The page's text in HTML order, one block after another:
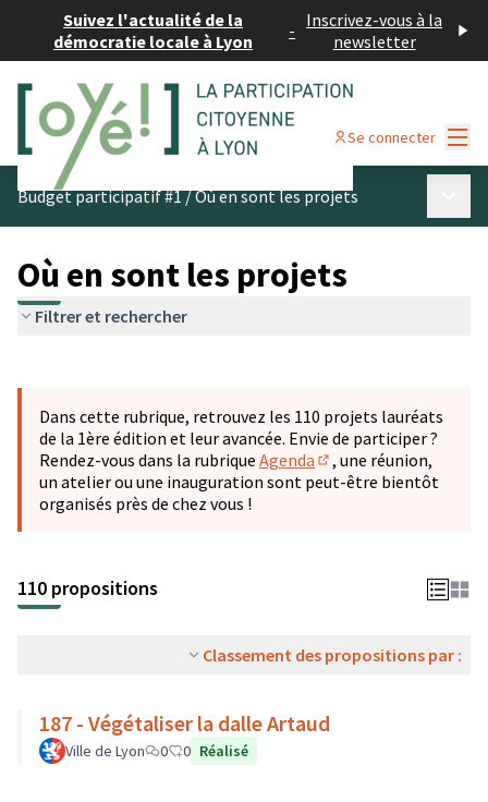
Suivez l'actualité de la
démocratie locale à Lyon
- Inscrivez-vous à la
newsletter
Se connecter
Budget participatif #1/Où en sont les projets
Où en sont les projets
Filtrer et rechercher
−
Dans cette rubrique, retrouvez les 110 projets lauréats
de la 1ère édition et leur avancée. Envie de participer ?
Rendez-vous dans la rubrique Agenda
(S'ouvre dans un
, une réunion,
un atelier ou une inauguration sont peut-être bientôt
organisés près de chez vous !
110 propositions
Classement des propositions par :
187 - Végétaliser la dalle Artaud
Ville de Lyon 0 0 Réalisé